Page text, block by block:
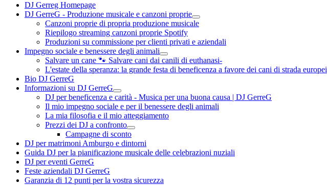
DJ Gerreg Homepage
DJ GerreG - Produzione musicale e canzoni proprie
Canzoni proprie di propria produzione musicale
Riepilogo streaming canzoni proprie Spotify
Produzioni su commissione per clienti privati e aziendali
Impegno sociale e benessere degli animali
Salvare un cane 🐾 Salvare cani dai canili di euthanasi-
L'estate della speranza: la grande festa di beneficenza a favore dei cani di strada europei
Bio DJ GerreG
Informazioni su DJ GerreG
DJ per beneficenza e carità - Musica per una buona causa | DJ GerreG
Il mio impegno sociale e per il benessere degli animali
La mia filosofia e il mio atteggiamento
Prezzi dei DJ a confronto
Campagne di sconto
DJ per matrimoni Amburgo e dintorni
Guida DJ per la pianificazione musicale delle celebrazioni nuziali
DJ per eventi GerreG
Feste aziendali DJ GerreG
Garanzia di 12 punti per la vostra sicurezza